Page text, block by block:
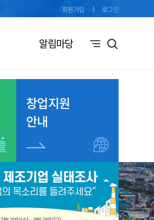
알림마당
회원가입 로그인
창업지원
안내